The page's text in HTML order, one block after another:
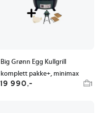
Big Grønn Egg Kullgrill
komplett pakke+, minimax
19 990,- 1